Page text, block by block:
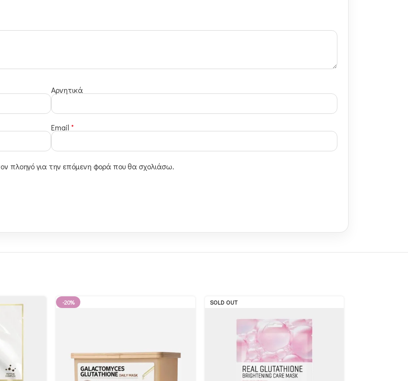
Αρνητικά
Email *
πλοηγό για την επόμενη φορά που θα σχολιάσω.
-20% SOLD OUT